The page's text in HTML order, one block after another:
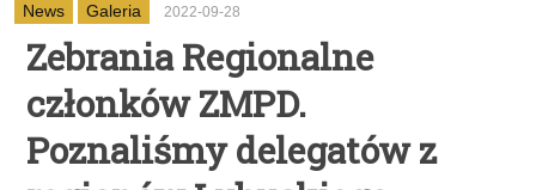
News Galeria 2022-09-28
Zebrania Regionalne
członków ZMPD.
Poznaliśmy delegatów z